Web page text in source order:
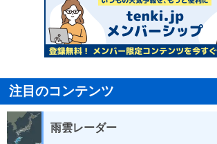
注目のコンテンツ
雨雲レーダー